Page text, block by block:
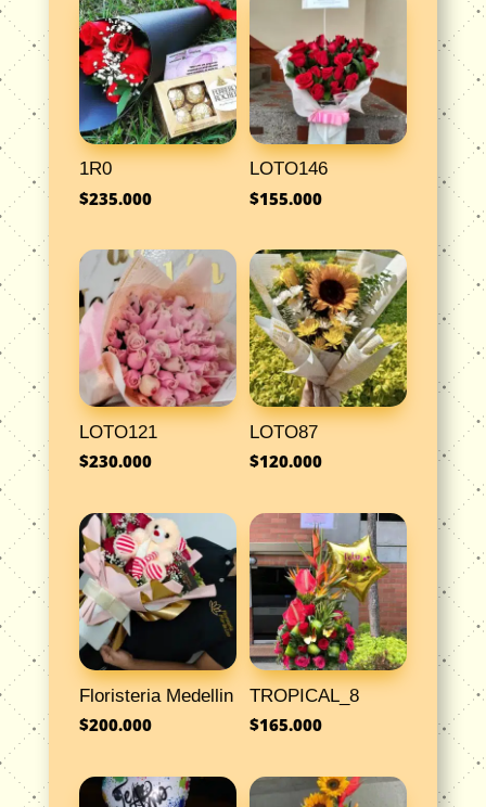
1R0
$235.000
LOTO146
$155.000
LOTO121
$230.000
LOTO87
$120.000
Floristeria Medellin
$200.000
TROPICAL_8
$165.000